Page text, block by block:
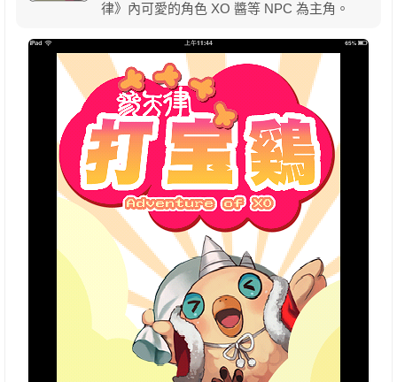
律》內可愛的角色 XO 醬等 NPC 為主角。